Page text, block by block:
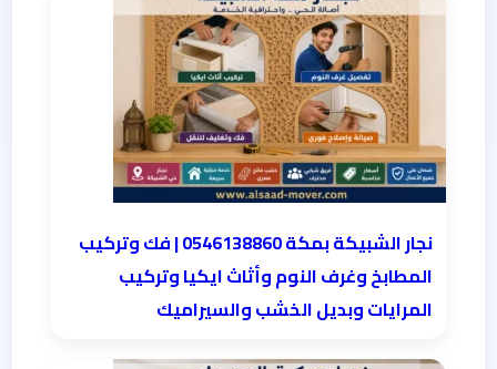
نجار الشبيكة بمكة 0546138860⁩ | فك وتركيب
المطابخ وغرف النوم وأثاث ايكيا وتركيب
المرايات وبديل الخشب والسيراميك